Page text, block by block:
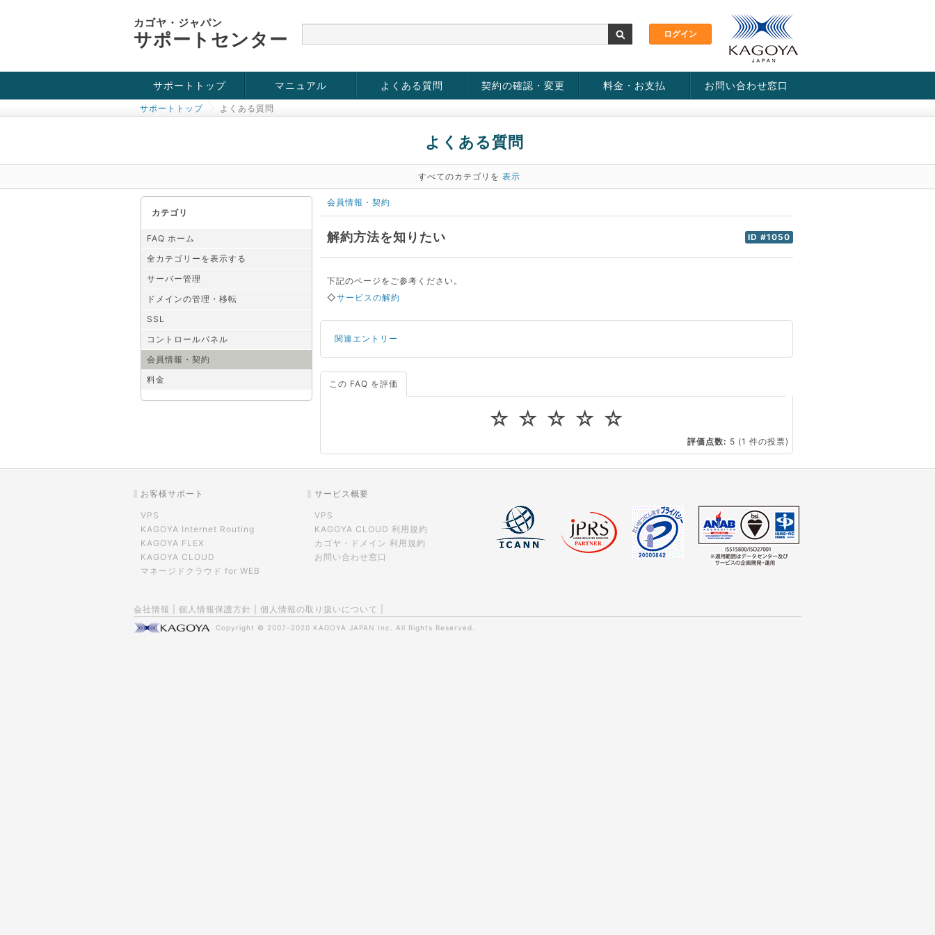
カゴヤ・ジャパン
サポートセンター
サポートトップ
お役立ち情報
チュートリアル
障害・メンテナンス情報
マニュアル よくある質問 契約の確認・変更 料金・お支払 お問い合わせ窓口
サポートトップ よくある質問
よくある質問
すべてのカテゴリを 表示
カテゴリ
FAQ ホーム
全カテゴリーを表示する
サーバー管理
ドメインの管理・移転
SSL
コントロールパネル
会員情報・契約
料金
会員情報・契約
ID #1050
解約方法を知りたい
下記のページをご参考ください。
◇サービスの解約
関連エントリー
サーバーが重いので調査してほしい
CPUやメモリをアップグレードしたい
この FAQ を評価
☆
☆
☆
☆
☆
評価点数: 5 (1 件の投票)
お客様サポート
VPS
KAGOYA Internet Routing
KAGOYA FLEX
KAGOYA CLOUD
マネージドクラウド for WEB
サービス概要
VPS
KAGOYA CLOUD 利用規約
カゴヤ・ドメイン 利用規約
お問い合わせ窓口
会社情報 個人情報保護方針 個人情報の取り扱いについて
Copyright © 2007-2020 KAGOYA JAPAN Inc. All Rights Reserved.